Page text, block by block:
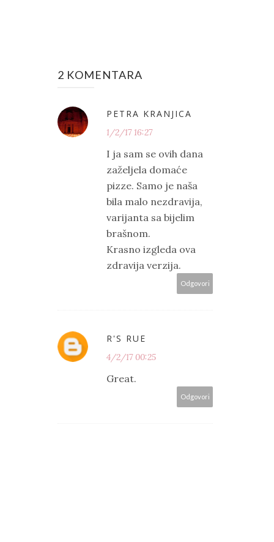
2 KOMENTARA
PETRA KRANJICA
1/2/17 16:27
I ja sam se ovih dana
zaželjela domaće
pizze. Samo je naša
bila malo nezdravija,
varijanta sa bijelim
brašnom.
Krasno izgleda ova
zdravija verzija.
Odgovori
R'S RUE
4/2/17 00:25
Great.
Odgovori